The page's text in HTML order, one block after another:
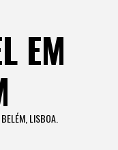
EM
LISBOA.